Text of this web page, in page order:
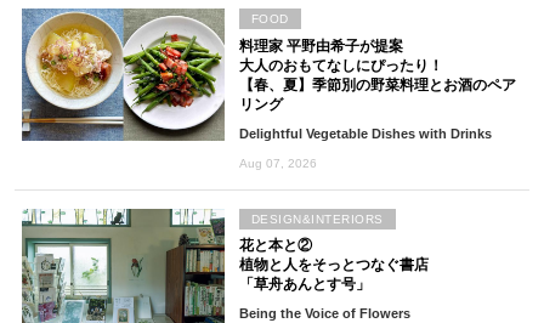
料理家 平野由希子が提案
大人のおもてなしにぴったり！
【春、夏】季節別の野菜料理とお酒のペア
リング
Delightful Vegetable Dishes with Drinks
Aug 07, 2026
FOOD
花と本と②
植物と人をそっとつなぐ書店
「草舟あんとす号」
Being the Voice of Flowers
DESIGN&INTERIORS